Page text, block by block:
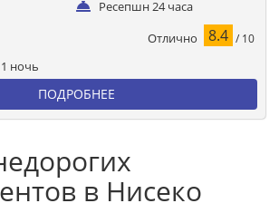
Ресепшн 24 часа
Отлично 8.4 / 10
ночь
ПОДРОБНЕЕ
в Нисеко